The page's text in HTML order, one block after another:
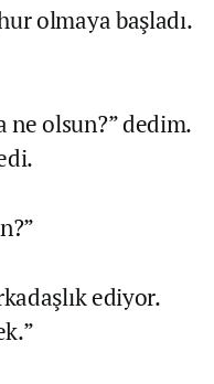
olmaya başladı.
ne olsun?” dedim.
ediyor.